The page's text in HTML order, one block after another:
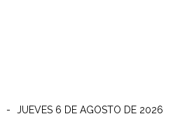
- JUEVES 6 DE AGOSTO DE 2026